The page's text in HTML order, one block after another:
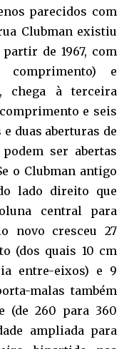
parecidos com
Clubman existiu
de 1967, com
e
chega à terceira
e seis
duas aberturas de
ser abertas
o Clubman antigo
lado direito que
central para
novo cresceu 27
(dos quais 10 cm
entre-eixos) e 9
malas também
(de 260 para 360
ampliada para